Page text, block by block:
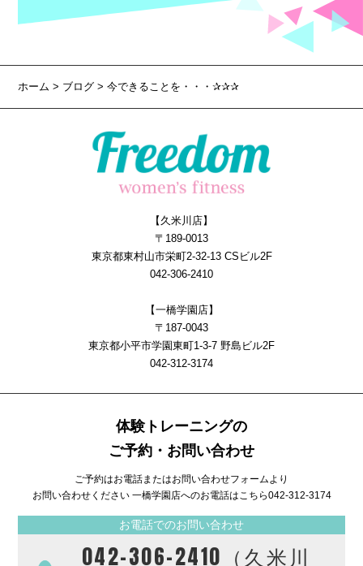
ホーム> ブログ > 今できることを・・・✰✰✰
【久米川店】
〒189-0013
東京都東村山市栄町2-32-13 CSビル2F
042-306-2410
【一橋学園店】
〒187-0043
東京都小平市学園東町1-3-7 野島ビル2F
042-312-3174
体験トレーニングの
ご予約・お問い合わせ
ご予約はお電話またはお問い合わせフォームより
お問い合わせください 一橋学園店へのお電話はこちら042-312-3174
お電話でのお問い合わせ
042-306-2410（久米川